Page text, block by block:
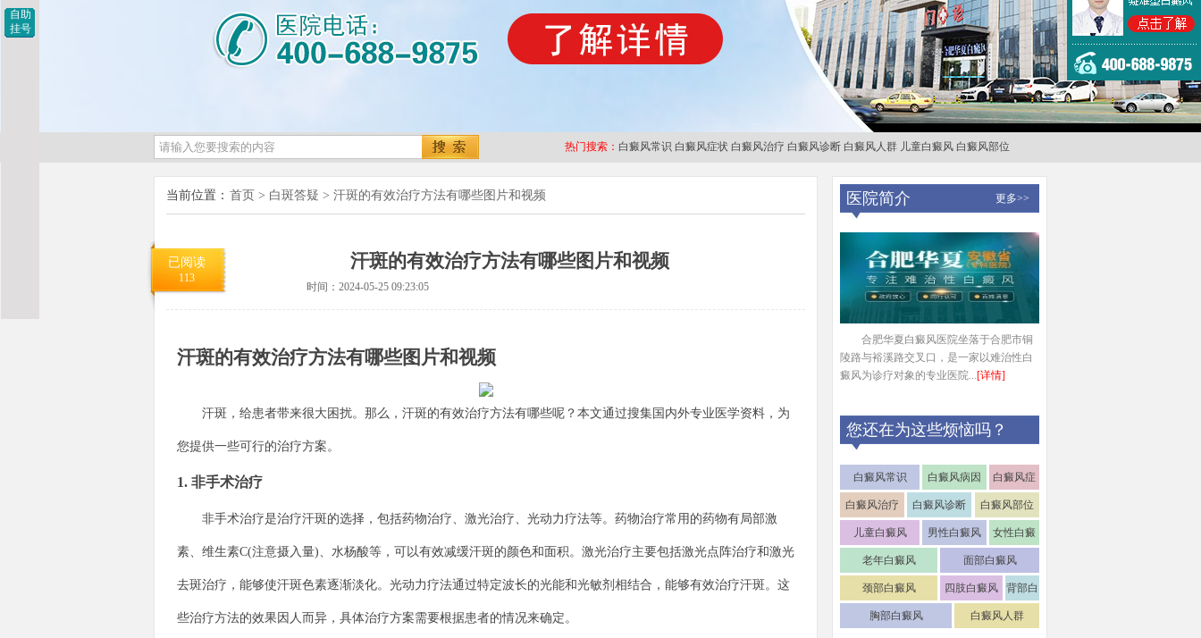
热门搜索： 白癜风常识 白癜风症状 白癜风治疗 白癜风诊断 白癜风人群 儿童白癜风 白癜风部位
当前位置： 首页 > 白斑答疑 > 汗斑的有效治疗方法有哪些图片和视频
已阅读
113
汗斑的有效治疗方法有哪些图片和视频
时间：2024-05-25 09:23:05
汗斑的有效治疗方法有哪些图片和视频
汗斑，给患者带来很大困扰。那么，汗斑的有效治疗方法有哪些呢？本文通过搜集国内外专业医学资料，为
您提供一些可行的治疗方案。
1. 非手术治疗
非手术治疗是治疗汗斑的选择，包括药物治疗、激光治疗、光动力疗法等。药物治疗常用的药物有局部激
素、维生素C(注意摄入量)、水杨酸等，可以有效减缓汗斑的颜色和面积。激光治疗主要包括激光点阵治疗和激光
去斑治疗，能够使汗斑色素逐渐淡化。光动力疗法通过特定波长的光能和光敏剂相结合，能够有效治疗汗斑。这
些治疗方法的效果因人而异，具体治疗方案需要根据患者的情况来确定。
医院简介 更多>>
合肥华夏白癜风医院坐落于合肥市铜
陵路与裕溪路交叉口，是一家以难治性白
癜风为诊疗对象的专业医院...[详情]
您还在为这些烦恼吗？
白癜风常识 白癜风病因
白癜风症
状
白癜风治疗 白癜风诊断 白癜风部位
儿童白癜风 男性白癜风
女性白癜
风
老年白癜风 面部白癜风
颈部白癜风 四肢白癜风
背部白
癜风
胸部白癜风 白癜风人群
自助
挂号